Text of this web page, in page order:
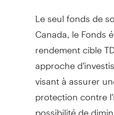
Le seul fonds de
Canada, le Fonds
rendement cible
approche
visant à assurer
protection contre
possibilité de